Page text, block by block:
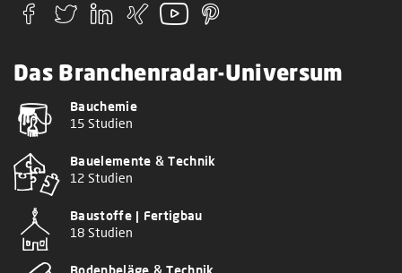
Das Branchenradar-Universum
Bauchemie
15 Studien
Bauelemente & Technik
12 Studien
Baustoffe | Fertigbau
18 Studien
Bodenbeläge & Technik